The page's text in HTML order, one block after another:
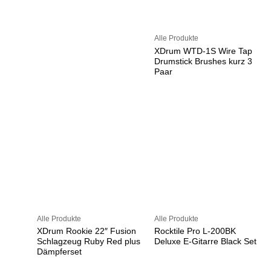
Alle Produkte
XDrum WTD-1S Wire Tap
Drumstick Brushes kurz 3
Paar
Alle Produkte
XDrum Rookie 22″ Fusion
Schlagzeug Ruby Red plus
Dämpferset
Alle Produkte
Rocktile Pro L-200BK
Deluxe E-Gitarre Black Set